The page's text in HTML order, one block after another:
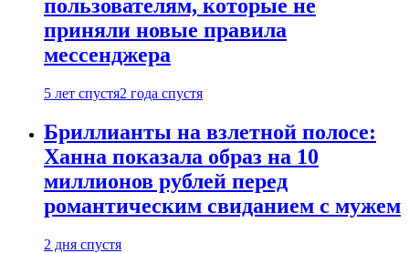
пользователям, которые не
приняли новые правила
мессенджера
5 лет спустя2 года спустя
Бриллианты на взлетной полосе:
Ханна показала образ на 10
миллионов рублей перед
романтическим свиданием с мужем
2 дня спустя